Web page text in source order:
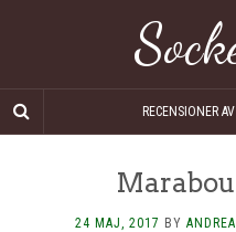
RECENSIONER
24 MAJ, 2017 BY